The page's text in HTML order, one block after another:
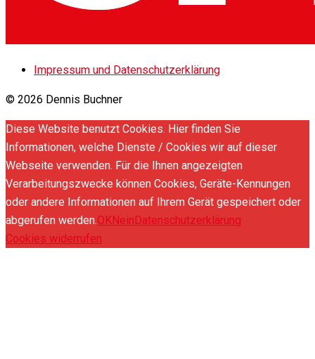
Impressum und Datenschutzerklärung
© 2026 Dennis Buchner
Diese Website benutzt Cookies. Hier finden Sie
Informationen, welche Dienste / Cookies wir auf dieser
Webseite verwenden. Für die Ihnen angezeigten
Verarbeitungszwecke können Cookies, Geräte-Kennungen
oder andere Informationen auf Ihrem Gerät gespeichert oder
abgerufen werden.OKNeinDatenschutzerklärung
Cookies widerrufen